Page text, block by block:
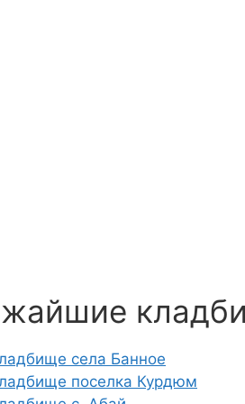
села Банное
поселка Курдюм